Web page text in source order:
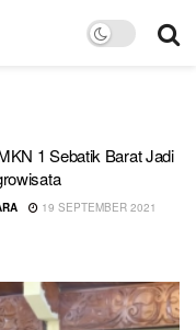
1 Sebatik Barat Jadi
19 SEPTEMBER 2021